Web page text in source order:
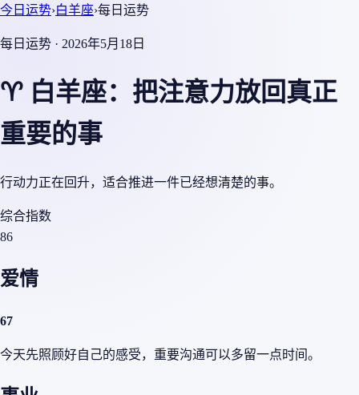
今日运势›白羊座›每日运势
每日运势 · 2026年5月18日
♈ 白羊座：把注意力放回真正
重要的事
行动力正在回升，适合推进一件已经想清楚的事。
综合指数
86
爱情
67
今天先照顾好自己的感受，重要沟通可以多留一点时间。